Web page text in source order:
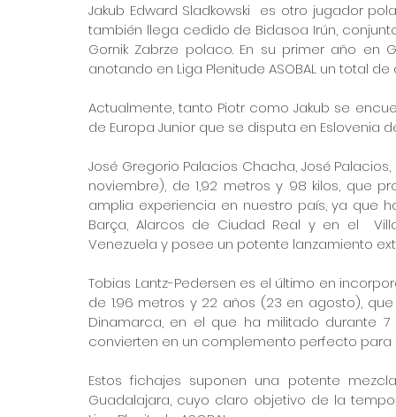
Jakub Edward Sladkowski  es otro jugador
también llega cedido de Bidasoa Irún,
Gornik Zabrze polaco. En su primer año en
anotando en Liga Plenitude ASOBAL un total
Actualmente, tanto Piotr como Jakub se
de Europa Junior que se disputa en Eslovenia
José Gregorio Palacios Chacha, José
noviembre), de 1,92 metros y 98 kilos, que
amplia experiencia en nuestro país, ya que
Barça, Alarcos de Ciudad Real y en el
Venezuela y posee un potente lanzamiento
Tobias Lantz-Pedersen es el último en
de 1.96 metros y 22 años (23 en agosto),
Dinamarca, en el que ha militado durante
convierten en un complemento perfecto para
Estos fichajes suponen una potente
Guadalajara, cuyo claro objetivo de la